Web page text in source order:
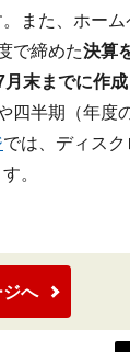
また、ホー
で締めた決算
末までに作成
四半期（年度
では、ディス
。
へ